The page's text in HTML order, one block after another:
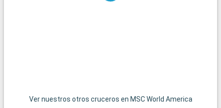
Unidos, es accesible por una carretera panorámica y ofrece
Ver nuestros otros cruceros en MSC World America